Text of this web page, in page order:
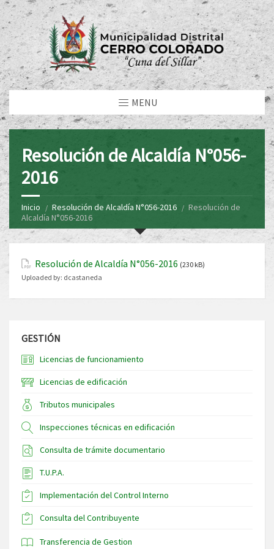
MENU
Resolución de Alcaldía N°056-
2016
Inicio Resolución de Alcaldía N°056-2016
Resolución de
Alcaldía N°056-2016
Resolución de Alcaldía N°056-2016 (230 kB)
Uploaded by: dcastaneda
GESTIÓN
Licencias de funcionamiento
Licencias de edificación
Tributos municipales
Inspecciones técnicas en edificación
Consulta de trámite documentario
T.U.P.A.
Implementación del Control Interno
Consulta del Contribuyente
Transferencia de Gestion